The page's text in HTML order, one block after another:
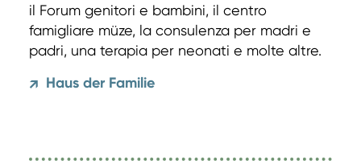
il Forum genitori e bambini, il centro
famigliare müze, la consulenza per madri e
padri, una terapia per neonati e molte altre.
↗ Haus der Familie